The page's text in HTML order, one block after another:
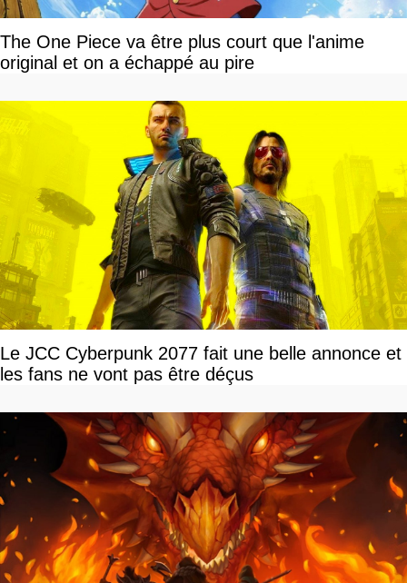
The One Piece va être plus court que l'anime
original et on a échappé au pire
Le JCC Cyberpunk 2077 fait une belle annonce et
les fans ne vont pas être déçus